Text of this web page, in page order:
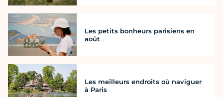
Les petits bonheurs parisiens en
août
Les meilleurs endroits où naviguer
à Paris